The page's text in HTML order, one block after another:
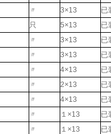
〃 3×13
已
只 5×13
已
〃 3×13
已
〃 3×13
已
〃 4×13
已
〃 2×13
已
〃 4×13
已
〃 １×13
已
〃 １×13
已